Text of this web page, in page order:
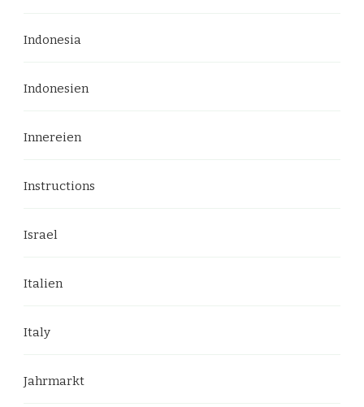
Indonesia
Indonesien
Innereien
Instructions
Israel
Italien
Italy
Jahrmarkt